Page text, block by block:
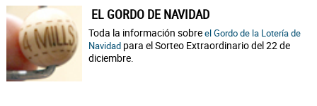
EL GORDO DE NAVIDAD
Toda la información sobreel Gordo de la Lotería de
Navidad para el Sorteo Extraordinario del 22 de
diciembre.